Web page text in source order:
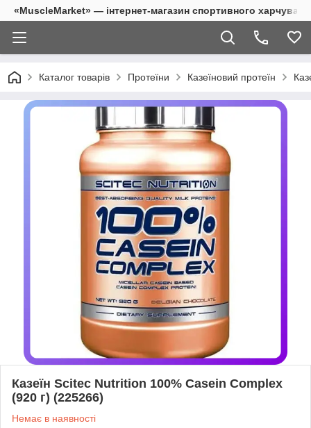
«MuscleMarket» — інтернет-магазин спортивного
Каталог товарів Протеїни Казеїновий протеїн
Казеїн Scitec Nutrition 100% Casein Complex
(920 г) (225266)
Немає в наявності